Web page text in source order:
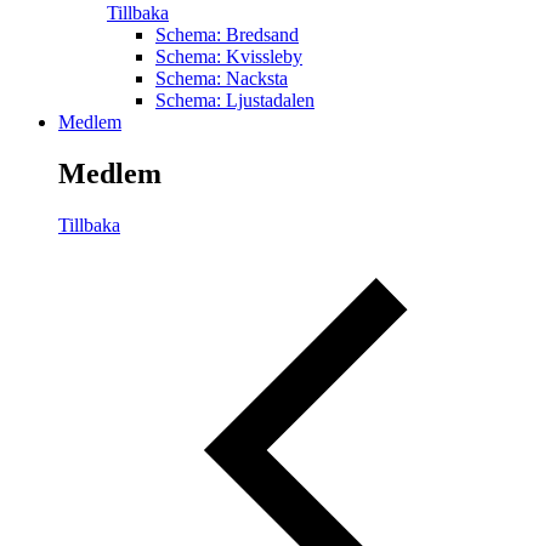
Tillbaka
Schema: Bredsand
Schema: Kvissleby
Schema: Nacksta
Schema: Ljustadalen
Medlem
Medlem
Tillbaka